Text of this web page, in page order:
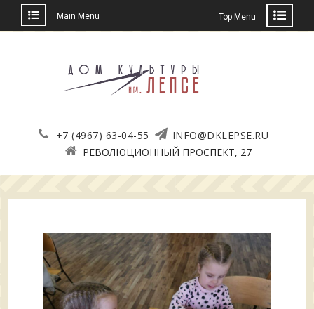
Main Menu Top Menu
+7 (4967) 63-04-55
INFO@DKLEPSE.RU
РЕВОЛЮЦИОННЫЙ ПРОСПЕКТ, 27